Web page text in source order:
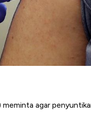
agar